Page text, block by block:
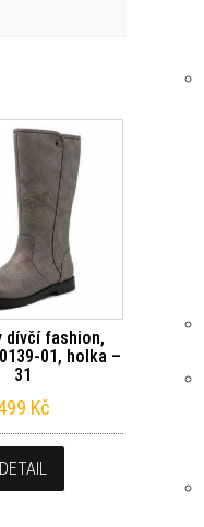
dívčí fashion,
01, holka –
31
Kč
DETAIL